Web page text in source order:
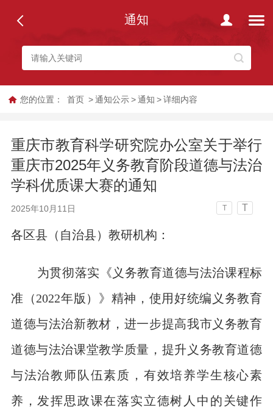
通知
您的位置： 首页 > 通知公示 > 通知 > 详细内容
重庆市教育科学研究院办公室关于举行
重庆市2025年义务教育阶段道德与法治
学科优质课大赛的通知
2025年10月11日 T T
各区县（自治县）教研机构：
为贯彻落实《义务教育道德与法治课程标
准（2022年版）》精神，使用好统编义务教育
道德与法治新教材，进一步提高我市义务教育
道德与法治课堂教学质量，提升义务教育道德
与法治教师队伍素质，有效培养学生核心素
养，发挥思政课在落实立德树人中的关键作